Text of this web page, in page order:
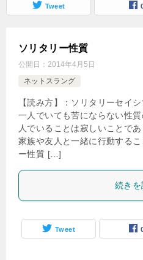
Tweet
ソリタリー性質
公開日： 2014年4月5日
ネットスラング
【読み方】：ソリタリーセイ
一人でいても苦にならない性
人でいることは寂しいことで
家族や友人と一緒に行動する
ー性質 […]
続き
Tweet